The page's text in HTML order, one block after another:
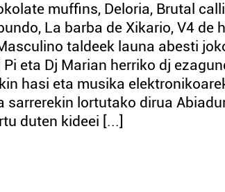
muffins, Deloria, Brutal
La barba de Xikario, V4 de
taldeek launa abesti
eta Dj Marian herriko dj
hasi eta musika
sarrerekin lortutako dirua
duten kideei [...]